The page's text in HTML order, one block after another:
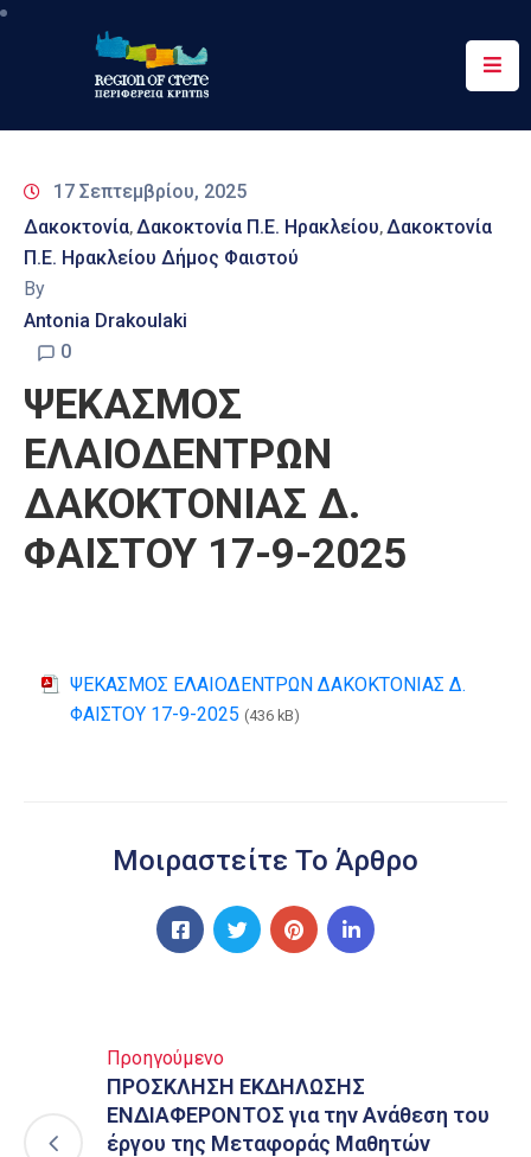
Περιφέρεια
&
Δράσεις
Ψηφιακές
Υπηρεσίες
Επικοινωνία
17 Σεπτεμβρίου, 2025
Δακοκτονία‚Δακοκτονία Π.Ε. Ηρακλείου‚Δακοκτονία
Π.Ε. Ηρακλείου Δήμος Φαιστού
By
Antonia Drakoulaki
0
ΨΕΚΑΣΜΟΣ
ΕΛΑΙΟΔΕΝΤΡΩΝ
ΔΑΚΟΚΤΟΝΙΑΣ Δ.
ΦΑΙΣΤΟΥ 17-9-2025
ΨΕΚΑΣΜΟΣ ΕΛΑΙΟΔΕΝΤΡΩΝ ΔΑΚΟΚΤΟΝΙΑΣ Δ.
ΦΑΙΣΤΟΥ 17-9-2025 (436 kB)
Μοιραστείτε Το Άρθρο
Προηγούμενο
ΠΡΟΣΚΛΗΣΗ ΕΚΔΗΛΩΣΗΣ
ΕΝΔΙΑΦΕΡΟΝΤΟΣ για την Ανάθεση του
έργου της Μεταφοράς Μαθητών